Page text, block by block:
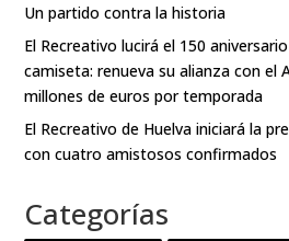
Un partido contra la historia
El Recreativo lucirá el 150
camiseta: renueva su alianza con el
millones de euros por temporada
El Recreativo de Huelva iniciará la
con cuatro amistosos confirmados
Categorías